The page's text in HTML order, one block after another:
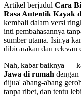
Artikel berjudul Cara
Rasa Autentik Kayak
kembali dalam versi
inti pembahasannya
sumber utama. Isinya
dibicarakan dan relevan
Nah, kabar baiknya —
Jawa di rumah dengan
dijual abang-abang
tanpa ribet, dan tentu